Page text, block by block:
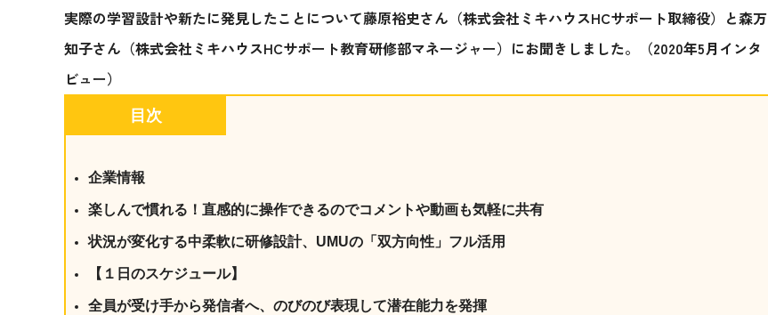
実際の学習設計や新たに発見したことについて藤原裕史さん（株式会社ミキハウスHCサポート取締役）と森万
知子さん（株式会社ミキハウスHCサポート教育研修部マネージャー）にお聞きしました。（2020年5月インタ
ビュー）
目次
企業情報
楽しんで慣れる！直感的に操作できるのでコメントや動画も気軽に共有
状況が変化する中柔軟に研修設計、UMUの「双方向性」フル活用
【１日のスケジュール】
全員が受け手から発信者へ、のびのび表現して潜在能力を発揮